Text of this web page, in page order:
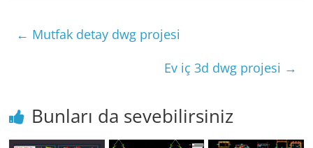
← Mutfak detay dwg projesi
Ev iç 3d dwg projesi →
Bunları da sevebilirsiniz